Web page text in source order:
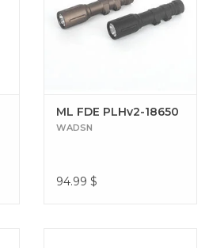
ML FDE PLHv2-18650
WADSN
94.99 $